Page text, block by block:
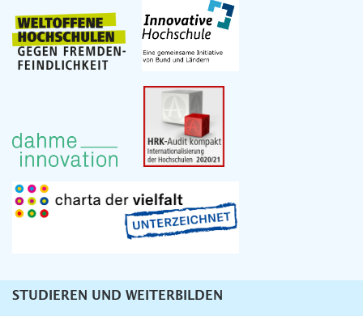
Unternavigation
STUDIEREN UND WEITERBILDEN